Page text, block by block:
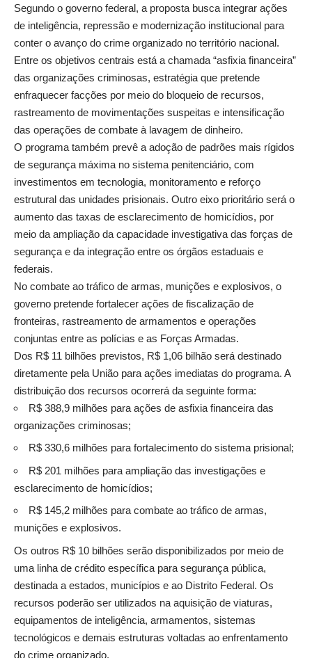
Segundo o governo federal, a proposta busca integrar ações
de inteligência, repressão e modernização institucional para
conter o avanço do crime organizado no território nacional.
Entre os objetivos centrais está a chamada “asfixia financeira”
das organizações criminosas, estratégia que pretende
enfraquecer facções por meio do bloqueio de recursos,
rastreamento de movimentações suspeitas e intensificação
das operações de combate à lavagem de dinheiro.
O programa também prevê a adoção de padrões mais rígidos
de segurança máxima no sistema penitenciário, com
investimentos em tecnologia, monitoramento e reforço
estrutural das unidades prisionais. Outro eixo prioritário será o
aumento das taxas de esclarecimento de homicídios, por
meio da ampliação da capacidade investigativa das forças de
segurança e da integração entre os órgãos estaduais e
federais.
No combate ao tráfico de armas, munições e explosivos, o
governo pretende fortalecer ações de fiscalização de
fronteiras, rastreamento de armamentos e operações
conjuntas entre as polícias e as Forças Armadas.
Dos R$ 11 bilhões previstos, R$ 1,06 bilhão será destinado
diretamente pela União para ações imediatas do programa. A
distribuição dos recursos ocorrerá da seguinte forma:
R$ 388,9 milhões para ações de asfixia financeira das
organizações criminosas;
R$ 330,6 milhões para fortalecimento do sistema prisional;
R$ 201 milhões para ampliação das investigações e
esclarecimento de homicídios;
R$ 145,2 milhões para combate ao tráfico de armas,
munições e explosivos.
Os outros R$ 10 bilhões serão disponibilizados por meio de
uma linha de crédito específica para segurança pública,
destinada a estados, municípios e ao Distrito Federal. Os
recursos poderão ser utilizados na aquisição de viaturas,
equipamentos de inteligência, armamentos, sistemas
tecnológicos e demais estruturas voltadas ao enfrentamento
do crime organizado.